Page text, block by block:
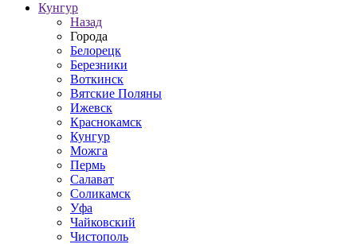
Кунгур
Назад
Города
Белорецк
Березники
Воткинск
Вятские Поляны
Ижевск
Краснокамск
Кунгур
Можга
Пермь
Салават
Соликамск
Уфа
Чайковский
Чистополь